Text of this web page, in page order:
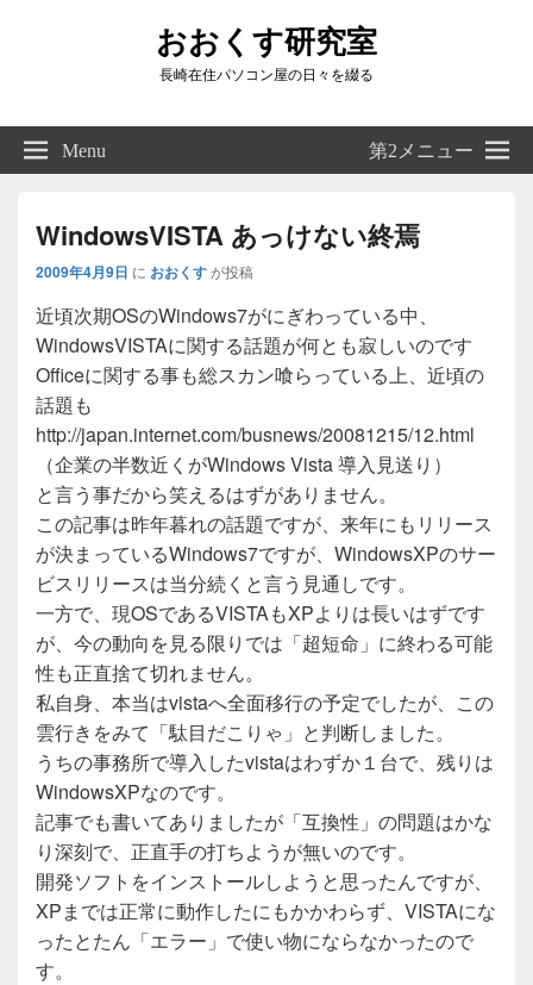
おおくす研究室
長崎在住パソコン屋の日々を綴る
Right
Sidebar
Widget
Menu 第2メニュー
WindowsVISTA あっけない終焉
2009年4月9日 に おおくすが投稿
近頃次期OSのWindows7がにぎわっている中、
WindowsVISTAに関する話題が何とも寂しいのです
Officeに関する事も総スカン喰らっている上、近頃の
話題も
http://japan.internet.com/busnews/20081215/12.html
（企業の半数近くがWindows Vista 導入見送り）
と言う事だから笑えるはずがありません。
この記事は昨年暮れの話題ですが、来年にもリリース
が決まっているWindows7ですが、WindowsXPのサー
ビスリリースは当分続くと言う見通しです。
一方で、現OSであるVISTAもXPよりは長いはずです
が、今の動向を見る限りでは「超短命」に終わる可能
性も正直捨て切れません。
私自身、本当はvistaへ全面移行の予定でしたが、この
雲行きをみて「駄目だこりゃ」と判断しました。
うちの事務所で導入したvistaはわずか１台で、残りは
WindowsXPなのです。
記事でも書いてありましたが「互換性」の問題はかな
り深刻で、正直手の打ちようが無いのです。
開発ソフトをインストールしようと思ったんですが、
XPまでは正常に動作したにもかかわらず、VISTAにな
ったとたん「エラー」で使い物にならなかったので
す。